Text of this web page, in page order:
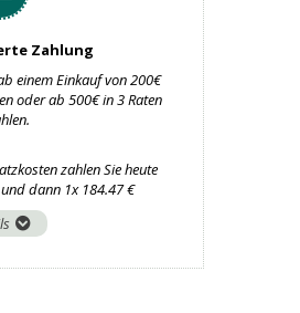
Zahlung
einem Einkauf von 200€
oder ab 500€ in 3 Raten
zahlen Sie heute
dann 1x 184.47 €